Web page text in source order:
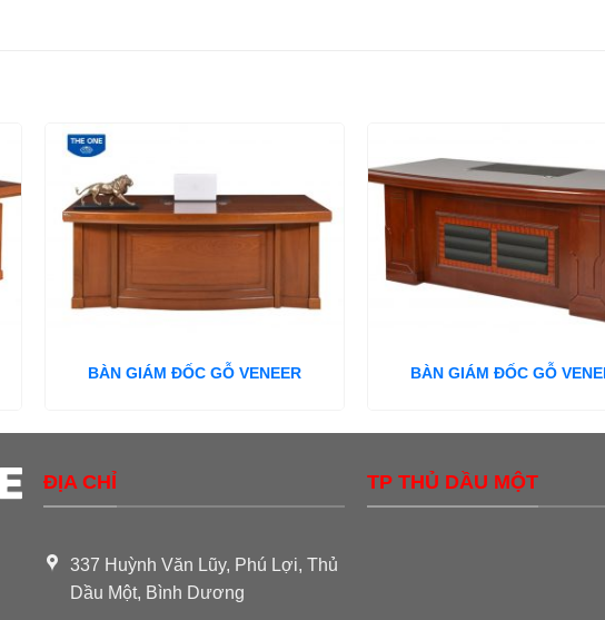
BÀN GIÁM ĐỐC GỖ VENEER BÀN GIÁM ĐỐC GỖ
ĐỊA CHỈ
337 Huỳnh Văn Lũy, Phú Lợi, Thủ
Dầu Một, Bình Dương
TP THỦ DẦU MỘT